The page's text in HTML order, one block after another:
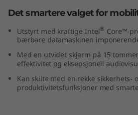
n
e
Det smartere valget for
Utstyrt med kraftige Intel® Core™-
bærbare datamaskinen
Med en utvidet skjerm på 15
effektivitet og eksepsjonell
Kan skilte med en rekke sikkerhets-
produktivitetsfunksjoner med